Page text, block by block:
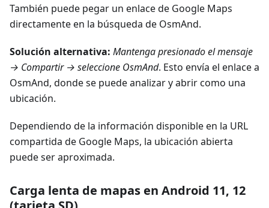
También puede pegar un enlace de Google Maps
directamente en la búsqueda de OsmAnd.
Solución alternativa: Mantenga presionado el mensaje
→ Compartir → seleccione OsmAnd. Esto envía el enlace a
OsmAnd, donde se puede analizar y abrir como una
ubicación.
Dependiendo de la información disponible en la URL
compartida de Google Maps, la ubicación abierta
puede ser aproximada.
Carga lenta de mapas en Android 11, 12